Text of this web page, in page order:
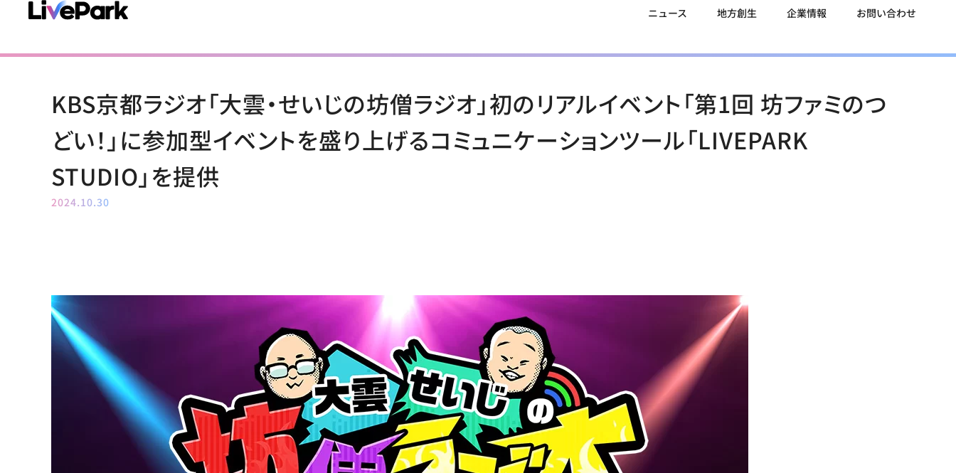
ニュース 地方創生 企業情報 お問い合わせ
KBS京都ラジオ「大雲・せいじの坊僧ラジオ」初のリアルイベント「第1回 坊ファミのつ
どい！」に参加型イベントを盛り上げるコミュニケーションツール「LIVEPARK
STUDIO」を提供
2024.10.30